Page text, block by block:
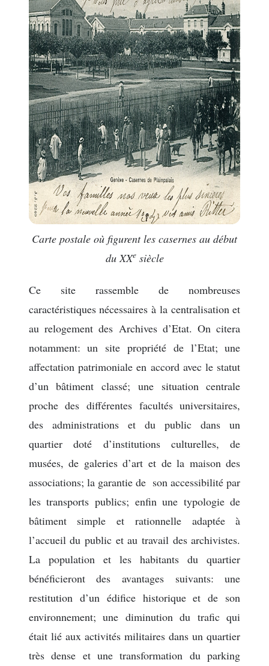
Carte postale où figurent les casernes au début
du XXesiècle
Ce site rassemble de nombreuses
caractéristiques nécessaires à la centralisation et
au relogement des Archives d’Etat. On citera
notamment: un site propriété de l’Etat; une
affectation patrimoniale en accord avec le statut
d’un bâtiment classé; une situation centrale
proche des différentes facultés universitaires,
des administrations et du public dans un
quartier doté d’institutions culturelles, de
musées, de galeries d’art et de la maison des
associations; la garantie de son accessibilité par
les transports publics; enfin une typologie de
bâtiment simple et rationnelle adaptée à
l’accueil du public et au travail des archivistes.
La population et les habitants du quartier
bénéficieront des avantages suivants: une
restitution d’un édifice historique et de son
environnement; une diminution du trafic qui
était lié aux activités militaires dans un quartier
très dense et une transformation du parking